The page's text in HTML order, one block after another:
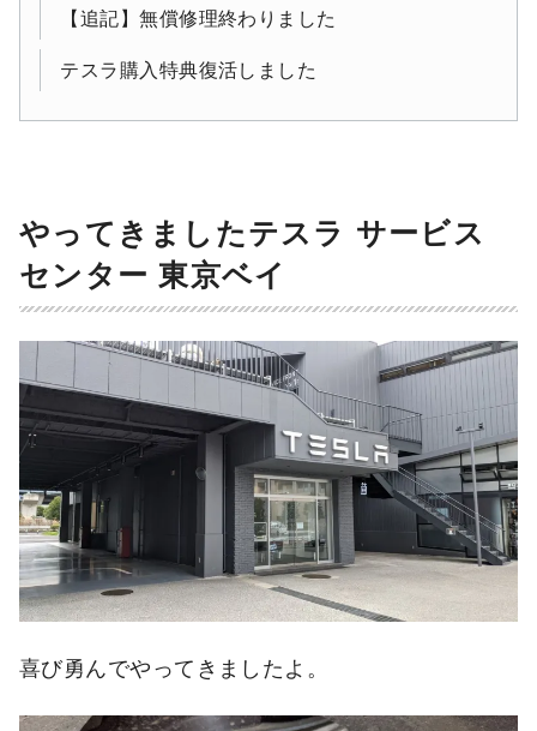
【追記】無償修理終わりました
テスラ購入特典復活しました
やってきましたテスラ サービス
センター 東京ベイ
喜び勇んでやってきましたよ。